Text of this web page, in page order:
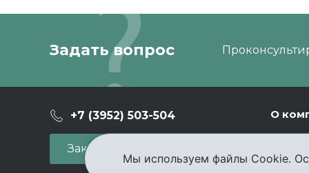
Задать вопрос
+7 (3952) 503-504
Заказать звонок
О
Мы используем файлы Cookie.